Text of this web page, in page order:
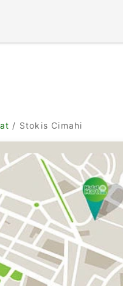
/ Stokis Cimahi